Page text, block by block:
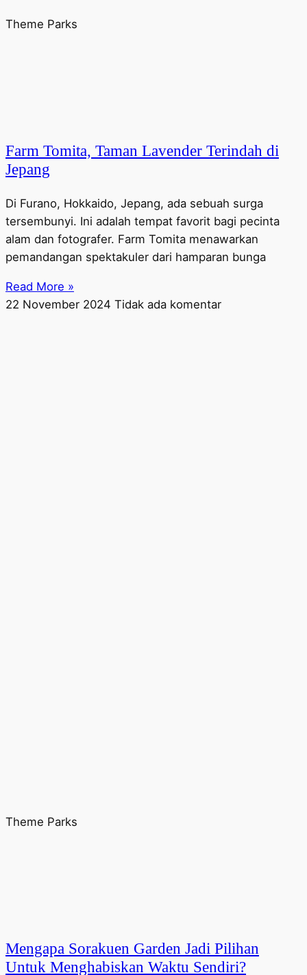
Theme Parks
Farm Tomita, Taman Lavender Terindah di
Jepang
Di Furano, Hokkaido, Jepang, ada sebuah surga
tersembunyi. Ini adalah tempat favorit bagi pecinta
alam dan fotografer. Farm Tomita menawarkan
pemandangan spektakuler dari hamparan bunga
Read More »
22 November 2024 Tidak ada komentar
Theme Parks
Mengapa Sorakuen Garden Jadi Pilihan
Untuk Menghabiskan Waktu Sendiri?